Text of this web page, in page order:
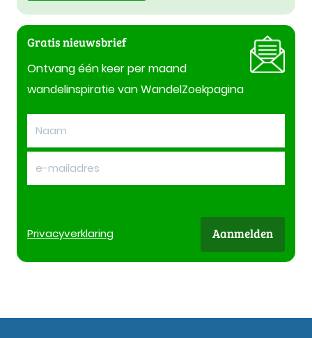
Gratis nieuwsbrief
Ontvang één keer per maand
wandelinspiratie van WandelZoekpagina
Privacyverklaring Aanmelden